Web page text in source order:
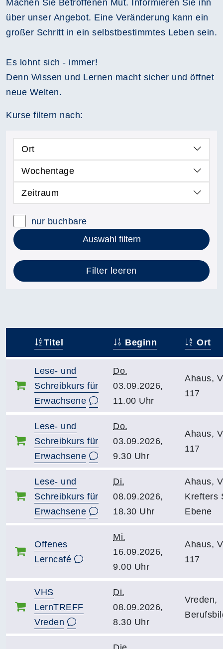
Machen Sie Betroffenen Mut. Informieren Sie ihn
über unser Angebot. Eine Veränderung kann ein
großer Schritt in ein selbstbestimmtes Leben sein.
Es lohnt sich - immer!
Denn Wissen und Lernen macht sicher und öffnet
neue Welten.
Kurse filtern nach:
Ort
Wochentage
Zeitraum
nur buchbare
Auswahl filtern
Filter leeren
Titel Beginn Ort
Lese- und
Schreibkurs für
Erwachsene
Do.
03.09.2026,
11.00 Uhr
Ahaus,
117
Lese- und
Schreibkurs für
Erwachsene
Do.
03.09.2026,
9.30 Uhr
Ahaus,
117
Lese- und
Schreibkurs für
Erwachsene
Di.
08.09.2026,
18.30 Uhr
Ahaus,
Krefters
Ebene
Offenes
Lerncafé
Mi.
16.09.2026,
9.00 Uhr
Ahaus,
117
VHS
LernTREFF
Vreden
Di.
08.09.2026,
8.30 Uhr
Vreden,